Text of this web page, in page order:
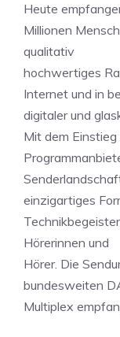
Heute
Millionen
qualitativ
hochwertiges
Internet und in
digitaler und
Mit dem
einzigartiges
Hörerinnen und
Hörer. Die
bundesweiten
Multiplex